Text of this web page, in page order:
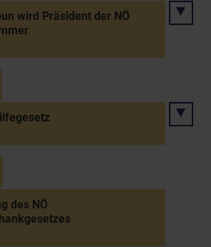
wird Präsident der NÖ
des NÖ